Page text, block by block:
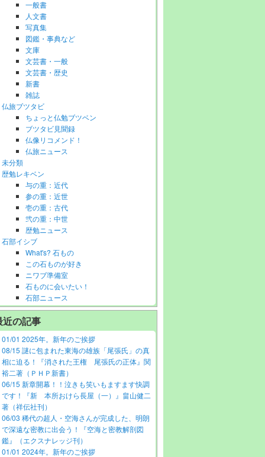
一般書
人文書
写真集
図鑑・事典など
文庫
文芸書・一般
文芸書・歴史
新書
雑誌
仏旅ブツタビ
ちょっと仏勉ブツベン
ブツタビ見聞録
仏像リコメンド！
仏旅ニュース
未分類
歴勉レキベン
与の重：近代
参の重：近世
壱の重：古代
弐の重：中世
歴勉ニュース
石部イシブ
What's? 石もの
この石ものが好き
ニワブ準備室
石ものに会いたい！
石部ニュース
近の記事
01/01 2025年。新年のご挨拶
08/15 謎に包まれた東海の雄族「尾張氏」の真
相に迫る！『消された王権 尾張氏の正体』関
裕二著（ＰＨＰ新書）
06/15 新章開幕！！泣きも笑いもますます快調
です！『新 本所おけら長屋（一）』畠山健二
著（祥伝社刊）
06/03 稀代の超人・空海さんが完成した、明朗
で深遠な密教に出会う！『空海と密教解剖図
鑑』（エクスナレッジ刊）
01/01 2024年。新年のご挨拶